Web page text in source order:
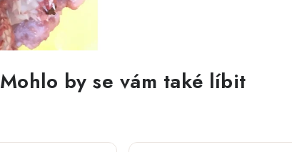
Mohlo by se vám také líbit